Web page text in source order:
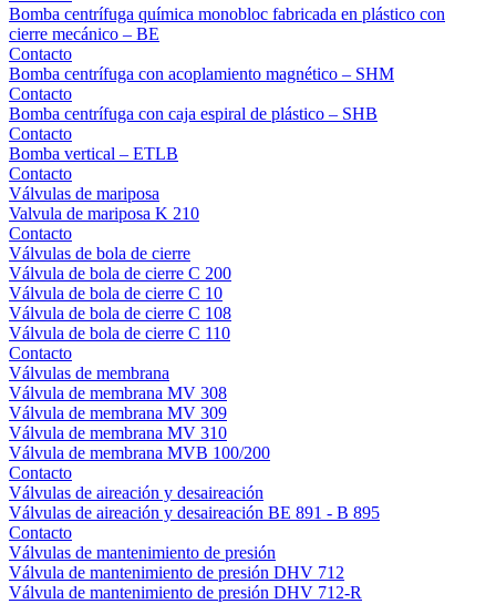
Bomba centrífuga química monobloc fabricada en plástico con
cierre mecánico – BE
Contacto
Bomba centrífuga con acoplamiento magnético – SHM
Contacto
Bomba centrífuga con caja espiral de plástico – SHB
Contacto
Bomba vertical – ETLB
Contacto
Válvulas de mariposa
Valvula de mariposa K 210
Contacto
Válvulas de bola de cierre
Válvula de bola de cierre C 200
Válvula de bola de cierre C 10
Válvula de bola de cierre C 108
Válvula de bola de cierre C 110
Contacto
Válvulas de membrana
Válvula de membrana MV 308
Válvula de membrana MV 309
Válvula de membrana MV 310
Válvula de membrana MVB 100/200
Contacto
Válvulas de aireación y desaireación
Válvulas de aireación y desaireación BE 891 - B 895
Contacto
Válvulas de mantenimiento de presión
Válvula de mantenimiento de presión DHV 712
Válvula de mantenimiento de presión DHV 712-R